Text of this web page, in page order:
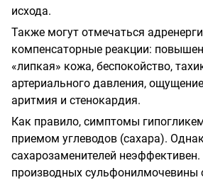
исхода.
Также могут отмечаться
компенсаторные реакции:
«липкая» кожа, беспокойство,
артериального давления,
аритмия и стенокардия.
Как правило, симптомы
приемом углеводов (сахара).
сахарозаменителей
производных сульфонилмочевины